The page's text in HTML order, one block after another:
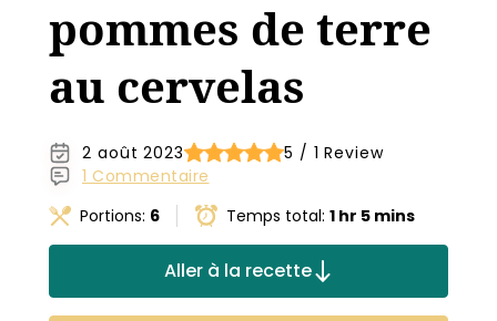
pommes de terre
au cervelas
2 août 2023
5 / 1 Review
1 Commentaire
Portions: 6 Temps total: 1 hr 5 mins
Aller à la recette